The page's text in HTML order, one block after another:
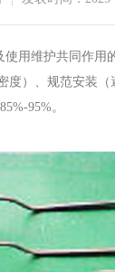
用维护共同作用
）、规范安装
95%。